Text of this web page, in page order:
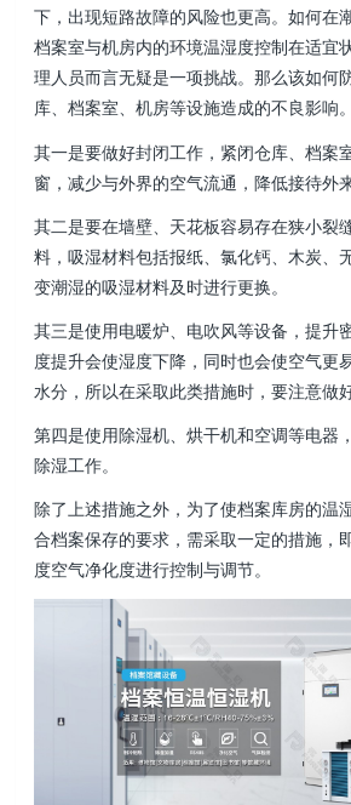
下，出现短路故障的风险也更高。如何在
档案室与机房内的环境温湿度控制在适宜
理人员而言无疑是一项挑战。那么该如何
库、档案室、机房等设施造成的不良影响。
其一是要做好封闭工作，紧闭仓库、档案
窗，减少与外界的空气流通，降低接待外
其二是要在墙壁、天花板容易存在狭小裂
料，吸湿材料包括报纸、氯化钙、木炭、
变潮湿的吸湿材料及时进行更换。
其三是使用电暖炉、电吹风等设备，提升
度提升会使湿度下降，同时也会使空气更
水分，所以在采取此类措施时，要注意做
第四是使用除湿机、烘干机和空调等电器
除湿工作。
除了上述措施之外，为了使档案库房的温
合档案保存的要求，需采取一定的措施，
度空气净化度进行控制与调节。